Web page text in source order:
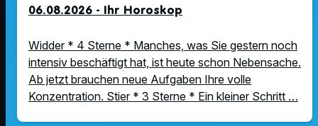
06.08.2026 - Ihr Horoskop
Widder * 4 Sterne * Manches, was Sie gestern noch
intensiv beschäftigt hat, ist heute schon Nebensache.
Ab jetzt brauchen neue Aufgaben Ihre volle
Konzentration. Stier * 3 Sterne * Ein kleiner Schritt …